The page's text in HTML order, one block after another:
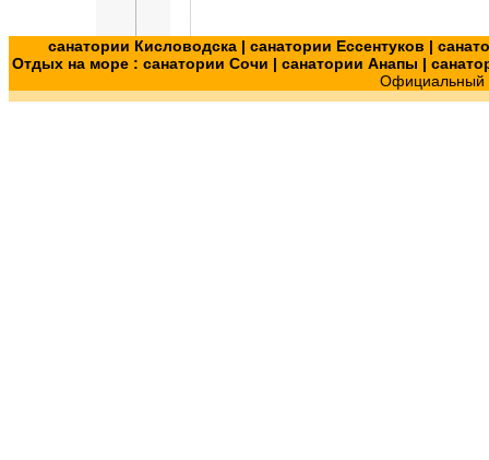
санатории Кисловодска| санатории Ессентуков |
Отдых на море : санатории Сочи | санатории Анапы |
Официальный